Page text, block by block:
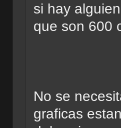
si hay
que son 600
No se
graficas